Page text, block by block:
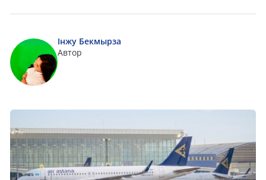
Інжу Бекмырза
Автор